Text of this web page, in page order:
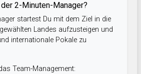
2-Minuten-Manager?
startest Du mit dem Ziel in die
Landes aufzusteigen und
internationale Pokale zu
Team-Management: